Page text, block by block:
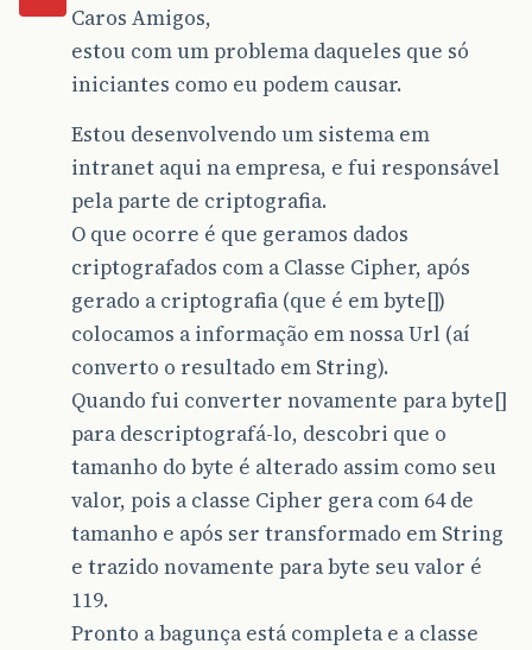
Caros Amigos,
estou com um problema daqueles que só
iniciantes como eu podem causar.
Estou desenvolvendo um sistema em
intranet aqui na empresa, e fui responsável
pela parte de criptografia.
O que ocorre é que geramos dados
criptografados com a Classe Cipher, após
gerado a criptografia (que é em byte[])
colocamos a informação em nossa Url (aí
converto o resultado em String).
Quando fui converter novamente para byte[]
para descriptografá-lo, descobri que o
tamanho do byte é alterado assim como seu
valor, pois a classe Cipher gera com 64 de
tamanho e após ser transformado em String
e trazido novamente para byte seu valor é
119.
Pronto a bagunça está completa e a classe